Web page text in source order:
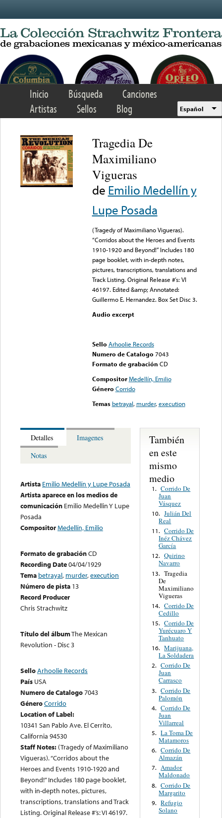
Inicio Búsqueda
Canciones
Artistas
Sellos Blog Español
Tragedia De
Maximiliano
Vigueras
de Emilio Medellín y
Lupe Posada
(Tragedy of Maximiliano Vigueras).
“Corridos about the Heroes and Events
1910-1920 and Beyond!” Includes 180
page booklet, with in-depth notes,
pictures, transcriptions, translations and
Track Listing. Original Release #’s: VI
46197. Edited &amp; Annotated:
Guillermo E. Hernandez. Box Set Disc 3.
Audio excerpt
Sello Arhoolie Records
Numero de Catalogo 7043
Formato de grabación CD
Compositor Medellín, Emilio
Género Corrido
Temas betrayal, murder,execution
Detalles
Imagenes
Notas
Artista Emilio Medellín y Lupe Posada
Artista aparece en los medios de
comunicación Emilio Medellin Y Lupe
Posada
CompositorMedellín, Emilio
Formato de grabaciónCD
Recording Date04/04/1929
Tema betrayal, murder,execution
Número de pista 13
Record Producer
Chris Strachwitz
Título del álbumThe Mexican
Revolution - Disc 3
SelloArhoolie Records
País USA
Numero de Catalogo7043
GéneroCorrido
Location of Label:
10341 San Pablo Ave. El Cerrito,
California 94530
Staff Notes: (Tragedy of Maximiliano
Vigueras). “Corridos about the
Heroes and Events 1910-1920 and
Beyond!” Includes 180 page booklet,
with in-depth notes, pictures,
transcriptions, translations and Track
Listing. Original Release #’s: VI 46197.
También
en este
mismo
medio
1. Corrido De
Juan
Vásquez
10. Julián Del
Real
11. Corrido De
Inéz Chávez
García
12. Quirino
Navarro
13. Tragedia
De
Maximiliano
Vigueras
14. Corrido De
Cedillo
15. Corrido De
Yurécuaro Y
Tanhuato
16. Marijuana,
La Soldadera
2. Corrido De
Juan
Carrasco
3. Corrido De
Palomón
4. Corrido De
Juan
Villarreal
5. La Toma De
Matamoros
6. Corrido De
Almazán
7. Amador
Maldonado
8. Corrido De
Margarito
9. Refugio
Solano